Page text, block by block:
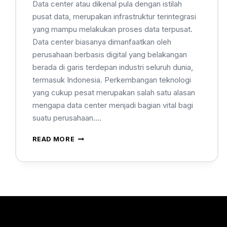
Data center atau dikenal pula dengan istilah
pusat data, merupakan infrastruktur terintegrasi
yang mampu melakukan proses data terpusat.
Data center biasanya dimanfaatkan oleh
perusahaan berbasis digital yang belakangan
berada di garis terdepan industri seluruh dunia,
termasuk Indonesia. Perkembangan teknologi
yang cukup pesat merupakan salah satu alasan
mengapa data center menjadi bagian vital bagi
suatu perusahaan….
READ MORE